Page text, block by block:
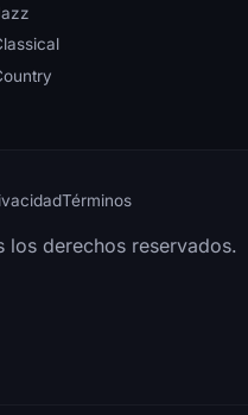
Términos
los derechos reservados.